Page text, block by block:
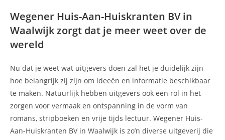
Wegener Huis-Aan-Huiskranten BV in
Waalwijk zorgt dat je meer weet over de
wereld
Nu dat je weet wat uitgevers doen zal het je duidelijk zijn
hoe belangrijk zij zijn om ideeën en informatie beschikbaar
te maken. Natuurlijk hebben uitgevers ook een rol in het
zorgen voor vermaak en ontspanning in de vorm van
romans, stripboeken en vrije tijds lectuur. Wegener Huis-
Aan-Huiskranten BV in Waalwijk is zo’n diverse uitgeverij die